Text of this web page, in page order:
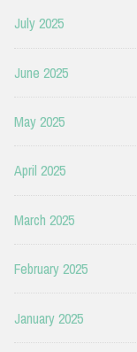
July 2025
June 2025
May 2025
April 2025
March 2025
February 2025
January 2025